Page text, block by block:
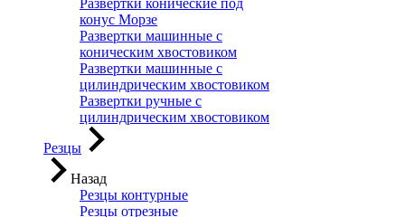
Развертки конические под
конус Морзе
Развертки машинные с
коническим хвостовиком
Развертки машинные с
цилиндрическим хвостовиком
Развертки ручные с
цилиндрическим хвостовиком
Резцы
Назад
Резцы контурные
Резцы отрезные